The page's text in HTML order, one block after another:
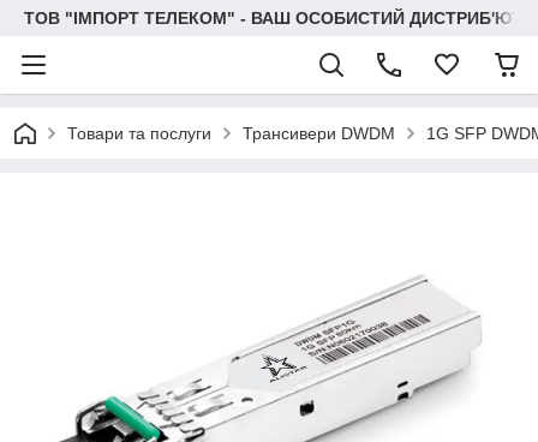
ТОВ "IМПОРТ ТЕЛЕКОМ" - ВАШ ОСОБИСТИЙ
Товари та послуги Трансивери DWDM 1G SFP